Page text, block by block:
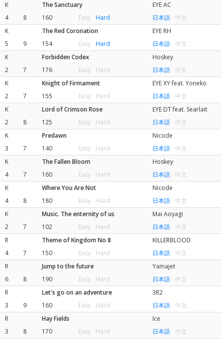
K
The Sanctuary
EYE AC
4
8 160 Easy Hard 日本語
中文
K
The Red Coronation
EYE RH
5
9 154 Easy Hard 日本語
中文
K
Forbidden Codex
Hoskey
2
7 176 Easy Hard 日本語
中文
K
Knight of Firmament
EYE XY feat. Yoneko
2
7 155 Easy Hard 日本語
中文
K
Lord of Crimson Rose
EYE DT feat. Searlait
2
8 125 Easy Hard 日本語
中文
K
Predawn
Nicode
3
7 140 Easy Hard 日本語
中文
K
The Fallen Bloom
Hoskey
4
7 160 Easy Hard 日本語
中文
K
Where You Are Not
Nicode
4
8 180 Easy Hard 日本語
中文
K
Music. The enternity of us
Mai Aoyagi
2
7 102 Easy Hard 日本語
中文
R
Theme of Kingdom No 8
KILLERBLOOD
4
7 150 Easy Hard 日本語
中文
R
Jump to the future
Yamajet
6
8 190 Easy Hard 日本語
中文
R
Let's go on an adventure
3R2
3
9 160 Easy Hard 日本語
中文
R
Hay Fields
Ice
3
8 170 Easy Hard 日本語
中文